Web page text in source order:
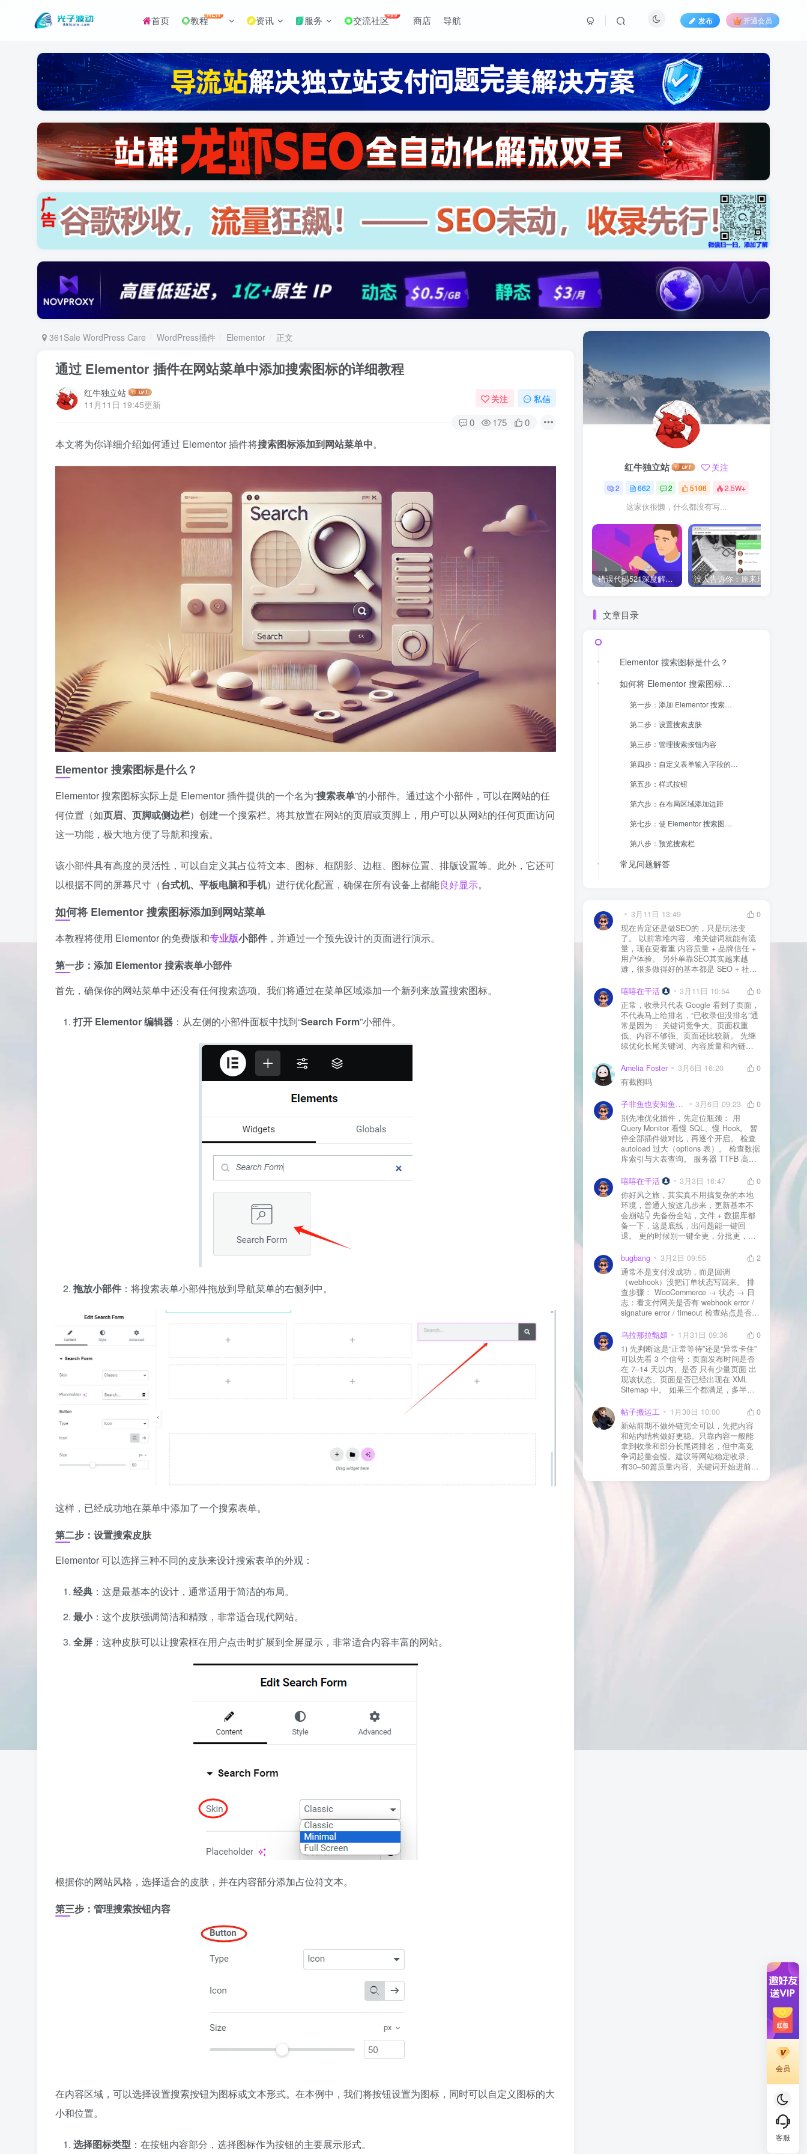
首页 教程NEW 资讯 服务 交流社区+99 商店 导航 发布 开通会员
361Sale WordPress Care WordPress插件 Elementor 正文
通过 Elementor 插件在网站菜单中添加搜索图标的详细教程
红牛独立站
11月11日 19:45更新
关注 私信
0 175 0
本文将为你详细介绍如何通过 Elementor 插件将搜索图标添加到网站菜单中。
Elementor 搜索图标是什么？
Elementor 搜索图标实际上是 Elementor 插件提供的一个名为“搜索表单”的小部件。通过这个小部件，可以在网站的任
何位置（如页眉、页脚或侧边栏）创建一个搜索栏。将其放置在网站的页眉或页脚上，用户可以从网站的任何页面访问
这一功能，极大地方便了导航和搜索。
该小部件具有高度的灵活性，可以自定义其占位符文本、图标、框阴影、边框、图标位置、排版设置等。此外，它还可
以根据不同的屏幕尺寸（台式机、平板电脑和手机）进行优化配置，确保在所有设备上都能良好显示。
如何将 Elementor 搜索图标添加到网站菜单
本教程将使用 Elementor 的免费版和专业版小部件 ，并通过一个预先设计的页面进行演示。
第一步：添加 Elementor 搜索表单小部件
首先，确保你的网站菜单中还没有任何搜索选项。我们将通过在菜单区域添加一个新列来放置搜索图标。
打开 Elementor 编辑器 ：从左侧的小部件面板中找到“Search Form”小部件。
拖放小部件 ：将搜索表单小部件拖放到导航菜单的右侧列中。
这样，已经成功地在菜单中添加了一个搜索表单。
第二步：设置搜索皮肤
Elementor 可以选择三种不同的皮肤来设计搜索表单的外观：
经典 ：这是最基本的设计，通常适用于简洁的布局。
最小：这个皮肤强调简洁和精致，非常适合现代网站。
全屏 ：这种皮肤可以让搜索框在用户点击时扩展到全屏显示，非常适合内容丰富的网站。
根据你的网站风格，选择适合的皮肤，并在内容部分添加占位符文本。
第三步：管理搜索按钮内容
在内容区域，可以选择设置搜索按钮为图标或文本形式。在本例中，我们将按钮设置为图标，同时可以自定义图标的大
小和位置。
选择图标类型 ：在按钮内容部分，选择图标作为按钮的主要展示形式。
红牛独立站 关注
2 662 2 5106 2.5W+
这家伙很懒，什么都没有写...
错误代码521深度解析：什么是“Web服务器宕机”？它和502、504有何不同？
文章目录
Elementor 搜索图标是什么？
如何将 Elementor 搜索图标添加到网站菜单
第一步：添加 Elementor 搜索表单小部件
第二步：设置搜索皮肤
第三步：管理搜索按钮内容
第四步：自定义表单输入字段的样式
第五步：样式按钮
第六步：在布局区域添加边距
第七步：使 Elementor 搜索图标具有移动响应能力
第八步：预览搜索栏
常见问题解答
3月11日 13:49
0
现在肯定还是做SEO的，只是玩法变
了。 以前靠堆内容、堆关键词就能有流
量，现在更看重 内容质量 + 品牌信任 +
用户体验。 另外单靠SEO其实越来越
难，很多做得好的基本都是 SEO + 社媒
质还是一个长期获客渠道，但不能再当
成唯一渠道了。
嘻嘻在干活 3月11日 10:54
0
正常，收录只代表 Google 看到了页面，
不代表马上给排名，“已收录但没排名”通
常是因为： 关键词竞争大、页面权重
低、内容不够强、页面还比较新。 先继
续优化长尾关键词、内容质量和内链，
Amelia Foster
3月6日 16:20
0
有截图吗
子非鱼也安知鱼之乐 3月6日 09:23
0
别先堆优化插件，先定位瓶颈： 用
Query Monitor 看慢 SQL、慢 Hook。 暂
停全部插件做对比，再逐个开启。 检查
autoload 过大（options 表）。 检查数据
库索引与大表查询。 服务器 TTFB 高就
嘻嘻在干活
3月3日 16:47
0
你好风之旅，其实真不用搞复杂的本地
环境，普通人按这几步来，更新基本不
会崩站👇 先备份全站，文件 + 数据库都
备一下，这是底线，出问题能一键回
退。 更的时候别一键全更，分批更，先
立刻清缓存，去前台检查首页、文章
页、按钮、表单这些关键位置。 最好再
装个支持版本回滚的插件，万一崩了，
一秒切回旧版。 总结来说：先备份、分
批更、更完查、留退路，稳得很✅😎希望
能帮到你
bugbang 3月2日 09:55
2
通常不是支付没成功，而是回调
（webhook）没把订单状态写回来。 排
查步骤： WooCommerce → 状态 → 日
志：看支付网关是否有 webhook error /
signature error / timeout 检查站点是否被
全插件） 检查是否启用了“缓存结账页/接
口路径”（结账页和回调接口不应缓存）
看服务器错误日志是否有 500/致命错误
导致回调执行中断 解决方案： 放行 wp-
json、wc-api、支付网关回调 URL（按网
关文档配置） 关闭结账页的缓存与 JS
合并压缩测试一次 若使用 Cloudflare：
则
乌拉那拉甄嬛 1月31日 09:36
0
1) 先判断这是“正常等待”还是“异常卡住”
可以先看 3 个信号：页面发布时间是否
在 7–14 天以内、是否 只有少量页面 出
现该状态、页面是否已经出现在 XML
Sitemap 中。 如果三个都满足，多半属
手。 2) 什么情况下“等”是没用的？ 以下
情况基本不会靠时间自动解决：页面几
乎没有内链（孤立页）、内容与站内已
有页面高度相似、canonical 指向了别的
URL、同一主题短时间发布太多相似文
章。 这种情况下，Google 已经抓取，但
判断“当前不值得进入索引”。 3) 最有效
的人工干预方式（不折腾） 优先做这 3
件事：加内链、从相关旧文章或栏目页
链接到该页面、增强首屏信息密度 前 2–
3 段直接回答用户问题，避免铺垫太多，
确认 canonical 为自指，避免被判定为重
即可。 4) 什么“干预动作”反而容易适得
其反？ 不太推荐：频繁删除重发、连续
帖子搬运工 1月30日 10:00
0
新站前期不做外链完全可以，先把内容
和站内结构做好更稳。只靠内容一般能
拿到收录和部分长尾词排名，但中高竞
争词起量会慢。建议等网站稳定收录、
有30–50篇质量内容、关键词开始进前
会员
客服